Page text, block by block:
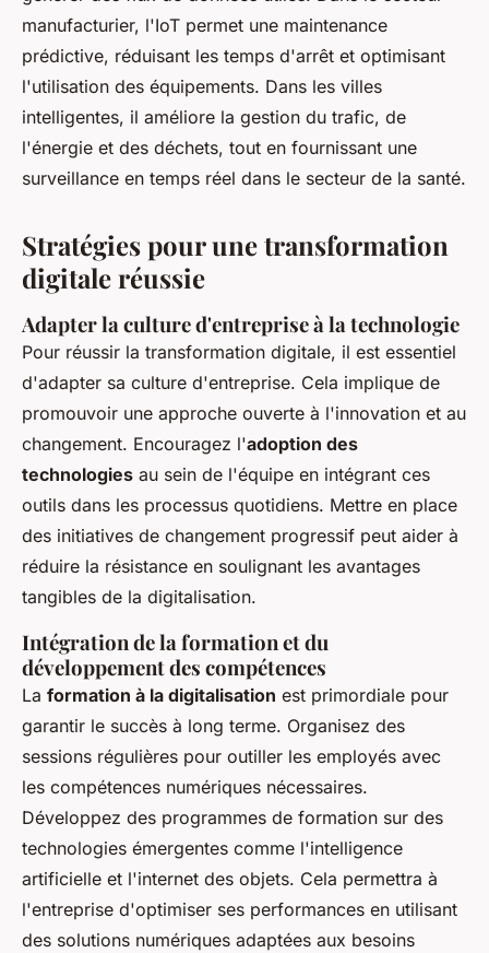
manufacturier, l'IoT permet une maintenance
prédictive, réduisant les temps d'arrêt et optimisant
l'utilisation des équipements. Dans les villes
intelligentes, il améliore la gestion du trafic, de
l'énergie et des déchets, tout en fournissant une
surveillance en temps réel dans le secteur de la santé.
Stratégies pour une transformation
digitale réussie
Adapter la culture d'entreprise à la technologie
Pour réussir la transformation digitale, il est essentiel
d'adapter sa culture d'entreprise. Cela implique de
promouvoir une approche ouverte à l'innovation et au
changement. Encouragez l'adoption des
technologies au sein de l'équipe en intégrant ces
outils dans les processus quotidiens. Mettre en place
des initiatives de changement progressif peut aider à
réduire la résistance en soulignant les avantages
tangibles de la digitalisation.
Intégration de la formation et du
développement des compétences
La formation à la digitalisation est primordiale pour
garantir le succès à long terme. Organisez des
sessions régulières pour outiller les employés avec
les compétences numériques nécessaires.
Développez des programmes de formation sur des
technologies émergentes comme l'intelligence
artificielle et l'internet des objets. Cela permettra à
l'entreprise d'optimiser ses performances en utilisant
des solutions numériques adaptées aux besoins